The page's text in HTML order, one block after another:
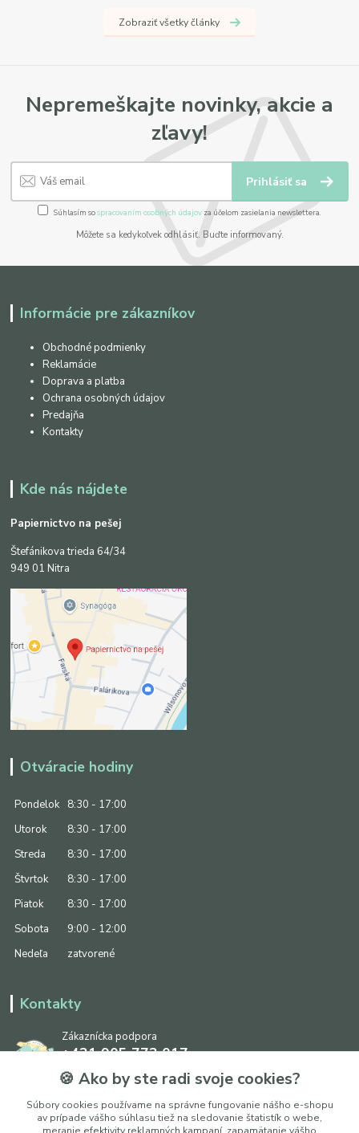
Zobraziť všetky články
Nepremeškajte novinky, akcie a
zľavy!
Prihlásiť sa
Súhlasím sospracovaním osobných údajov za účelom zasielania newslettera.
Môžete sa kedykoľvek odhlásiť. Buďte informovaný.
Informácie pre zákazníkov
Obchodné podmienky
Reklamácie
Doprava a platba
Ochrana osobných údajov
Predajňa
Kontakty
Kde nás nájdete
Papiernictvo na pešej
Štefánikova trieda 64/34
949 01 Nitra
Otváracie hodiny
Pondelok
8:30 - 17:00
Utorok
8:30 - 17:00
Streda
8:30 - 17:00
Štvrtok
8:30 - 17:00
Piatok
8:30 - 17:00
Sobota
9:00 - 12:00
Nedeľa
zatvorené
Kontakty
Zákaznícka podpora
+421 905 773 017
(Po-Pia, 8:30 - 17:00, So: 9:00 - 12:00)
info@ipapier.sk
🍪 Ako by ste radi svoje cookies?
Súbory cookies používame na správne fungovanie nášho e-shopu
av prípade vášho súhlasu tiež na sledovanie štatistík o webe,